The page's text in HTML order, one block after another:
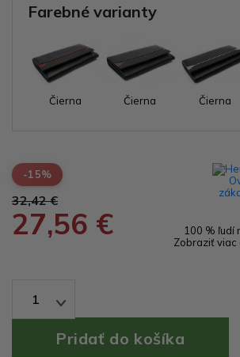
Farebné varianty
Čierna Čierna Čierna
-15%
32,42 €
27,56 €
100 % ľudí
Zobraziť viac
1